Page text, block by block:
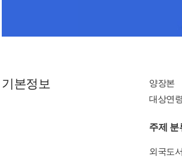
기본정보
양장본
대상연
주제 분
외국도